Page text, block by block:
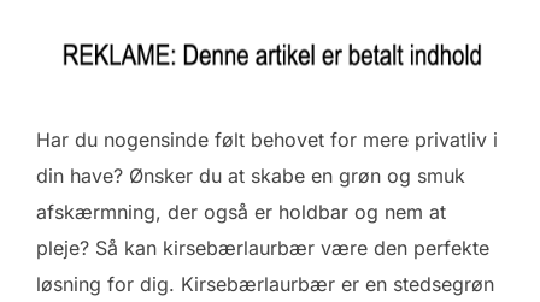
Har du nogensinde følt behovet for mere privatliv i
din have? Ønsker du at skabe en grøn og smuk
afskærmning, der også er holdbar og nem at
pleje? Så kan kirsebærlaurbær være den perfekte
løsning for dig. Kirsebærlaurbær er en stedsegrøn